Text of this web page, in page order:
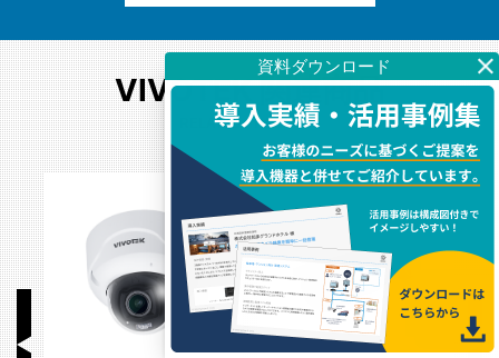
VIVOTEK 関連商品
RELATED PRODUCTS